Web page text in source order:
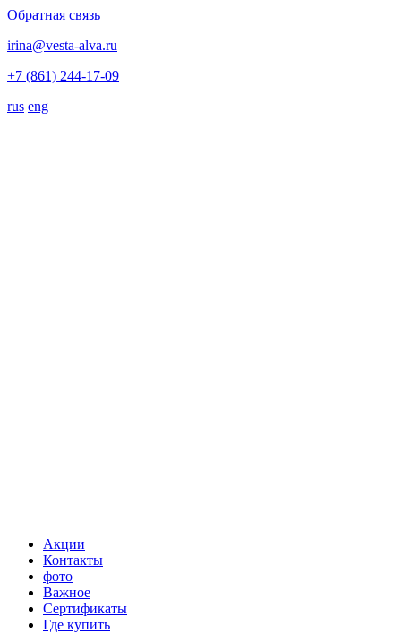
Обратная связь
irina@vesta-alva.ru
+7 (861) 244-17-09
rus eng
Акции
Контакты
фото
Важное
Сертификаты
Где купить